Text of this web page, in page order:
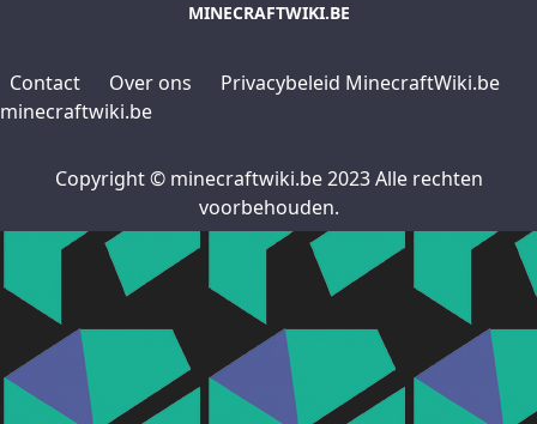
MINECRAFTWIKI.BE
Contact Over ons
Privacybeleid MinecraftWiki.be
minecraftwiki.be
Copyright © minecraftwiki.be 2023 Alle rechten
voorbehouden.